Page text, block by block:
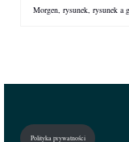
Morgen, rysunek, rysunek a
Polityka prywatności